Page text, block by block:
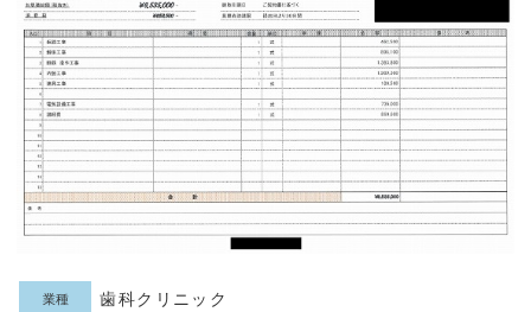
業種 歯科クリニック